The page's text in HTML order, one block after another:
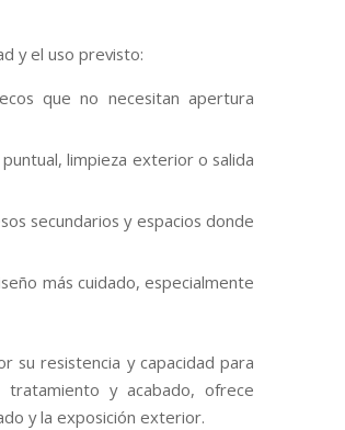
y el uso previsto:
que no necesitan apertura
limpieza exterior o salida
secundarios y espacios donde
más cuidado, especialmente
su resistencia y capacidad para
tratamiento y acabado, ofrece
y la exposición exterior.